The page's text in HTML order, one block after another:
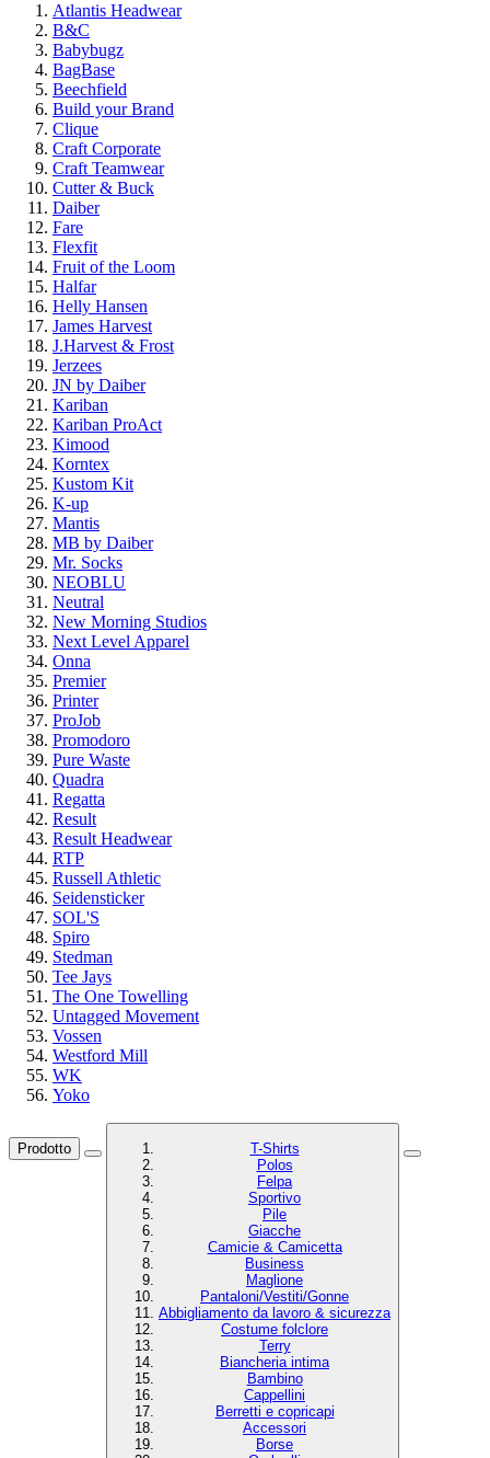
Atlantis Headwear
B&C
Babybugz
BagBase
Beechfield
Build your Brand
Clique
Craft Corporate
Craft Teamwear
Cutter & Buck
Daiber
Fare
Flexfit
Fruit of the Loom
Halfar
Helly Hansen
James Harvest
J.Harvest & Frost
Jerzees
JN by Daiber
Kariban
Kariban ProAct
Kimood
Korntex
Kustom Kit
K-up
Mantis
MB by Daiber
Mr. Socks
NEOBLU
Neutral
New Morning Studios
Next Level Apparel
Onna
Premier
Printer
ProJob
Promodoro
Pure Waste
Quadra
Regatta
Result
Result Headwear
RTP
Russell Athletic
Seidensticker
SOL'S
Spiro
Stedman
Tee Jays
The One Towelling
Untagged Movement
Vossen
Westford Mill
WK
Yoko
Prodotto
T-Shirts
Polos
Felpa
Sportivo
Pile
Giacche
Camicie & Camicetta
Business
Maglione
Pantaloni/Vestiti/Gonne
Abbigliamento da lavoro & sicurezza
Costume folclore
Terry
Biancheria intima
Bambino
Cappellini
Berretti e copricapi
Accessori
Borse